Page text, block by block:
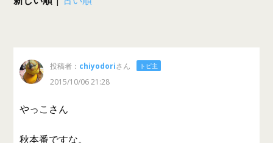
投稿者： chiyodoriさん トピ主
2015/10/06 21:28
やっこさん
秋本番ですな。